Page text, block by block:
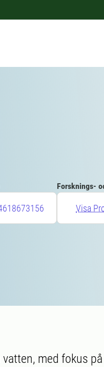
Forsknings-
Visa
med fokus på